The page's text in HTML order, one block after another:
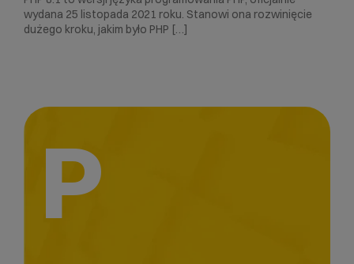
wydana 25 listopada 2021 roku. Stanowi ona rozwinięcie
dużego kroku, jakim było PHP […]
P